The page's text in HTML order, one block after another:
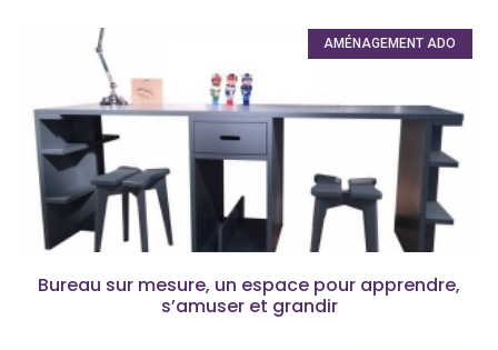
AMÉNAGEMENT ADO
Bureau sur mesure, un espace pour apprendre,
s’amuser et grandir